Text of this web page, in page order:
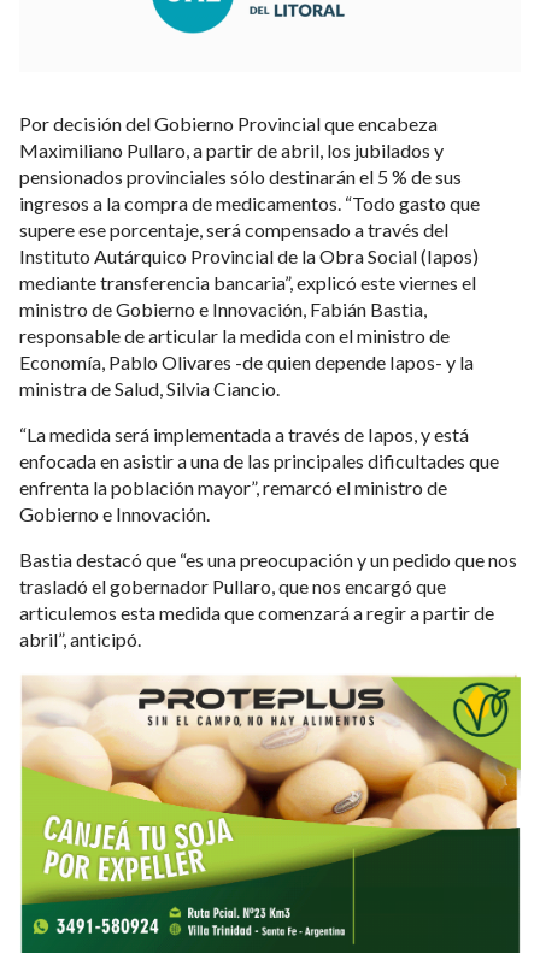
Por decisión del Gobierno Provincial que encabeza
Maximiliano Pullaro, a partir de abril, los jubilados y
pensionados provinciales sólo destinarán el 5 % de sus
ingresos a la compra de medicamentos. “Todo gasto que
supere ese porcentaje, será compensado a través del
Instituto Autárquico Provincial de la Obra Social (Iapos)
mediante transferencia bancaria”, explicó este viernes el
ministro de Gobierno e Innovación, Fabián Bastia,
responsable de articular la medida con el ministro de
Economía, Pablo Olivares -de quien depende Iapos- y la
ministra de Salud, Silvia Ciancio.
“La medida será implementada a través de Iapos, y está
enfocada en asistir a una de las principales dificultades que
enfrenta la población mayor”, remarcó el ministro de
Gobierno e Innovación.
Bastia destacó que “es una preocupación y un pedido que nos
trasladó el gobernador Pullaro, que nos encargó que
articulemos esta medida que comenzará a regir a partir de
abril”, anticipó.